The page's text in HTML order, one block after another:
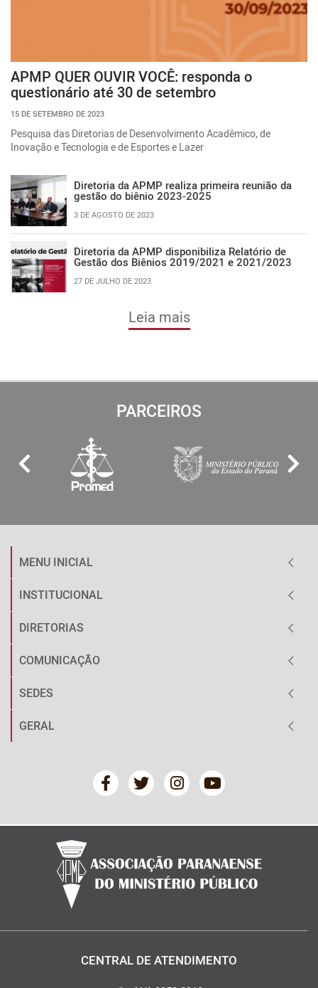
APMP QUER OUVIR VOCÊ: responda o
questionário até 30 de setembro
15 DE SETEMBRO DE 2023
Pesquisa das Diretorias de Desenvolvimento Acadêmico, de
Inovação e Tecnologia e de Esportes e Lazer
Diretoria da APMP realiza primeira reunião da
gestão do biênio 2023-2025
3 DE AGOSTO DE 2023
Diretoria da APMP disponibiliza Relatório de
Gestão dos Biênios 2019/2021 e 2021/2023
27 DE JULHO DE 2023
Leia mais
PARCEIROS
MENU INICIAL
INSTITUCIONAL
DIRETORIAS
COMUNICAÇÃO
SEDES
GERAL
CENTRAL DE ATENDIMENTO